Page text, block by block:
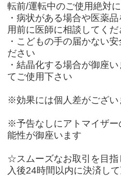
転前/運転中のご使用絶対
・病状がある場合や医薬
用前に医師に相談してくだ
・こどもの手の届かない
ださい
・結晶化する場合が御座
てご使用下さい
※効果には個人差がござい
※予告なしにアトマイザ
能性が御座います
☆スムーズなお取引を目指
入後24時間以内に決済し